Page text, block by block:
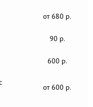
от 680 р.
90 р.
600 р.
от 600 р.